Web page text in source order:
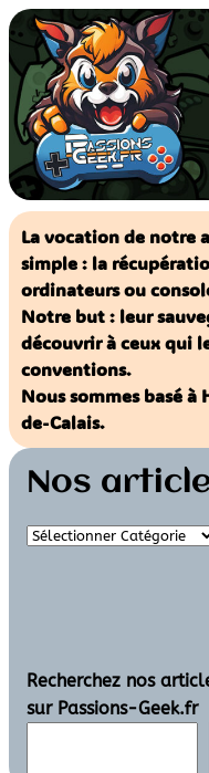
Aller
au
contenu
La vocation de notre
simple : la
ordinateurs ou
Notre but : leur
découvrir à ceux qui
conventions.
Nous sommes basé à
de-Calais.
Nos
Recherchez nos
sur Passions-Geek.fr